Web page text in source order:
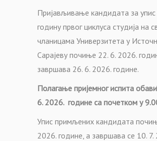
Пријављивање кандидата за упис
годину првог циклуса студија на
чланицама Универзитета у
Сарајеву почиње 22. 6. 2026.
завршава 26. 6. 2026. године.
Полагање пријемног испита
6. 2026. године са почетком у
Упис примљених кандидата
2026. године, а завршава се 10. 7.